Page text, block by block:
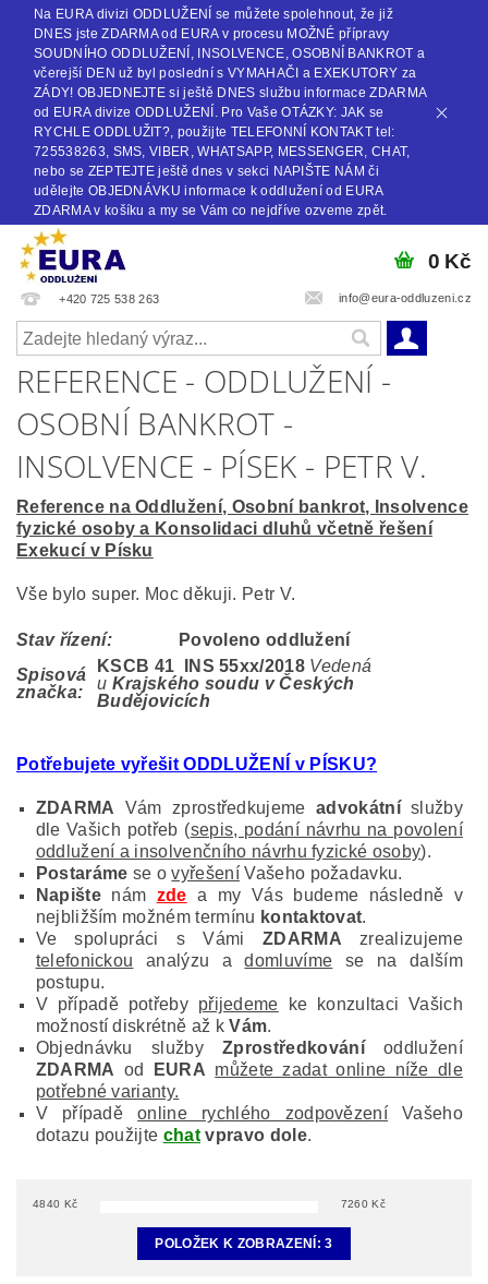
Na EURA divizi ODDLUŽENÍ se můžete spolehnout, že již
DNES jste ZDARMA od EURA v procesu MOŽNÉ přípravy
SOUDNÍHO ODDLUŽENÍ, INSOLVENCE, OSOBNÍ BANKROT a
včerejší DEN už byl poslední s VYMAHAČI a EXEKUTORY za
ZÁDY! OBJEDNEJTE si ještě DNES službu informace ZDARMA
od EURA divize ODDLUŽENÍ. Pro Vaše OTÁZKY: JAK se
RYCHLE ODDLUŽIT?, použijte TELEFONNÍ KONTAKT tel:
725538263, SMS, VIBER, WHATSAPP, MESSENGER, CHAT,
nebo se ZEPTEJTE ještě dnes v sekci NAPIŠTE NÁM či
udělejte OBJEDNÁVKU informace k oddlužení od EURA
ZDARMA v košíku a my se Vám co nejdříve ozveme zpět.
+420 725 538 263 info@eura-oddluzeni.cz
0 Kč
REFERENCE - ODDLUŽENÍ -
OSOBNÍ BANKROT -
INSOLVENCE - PÍSEK - PETR V.
Reference na Oddlužení, Osobní bankrot, Insolvence
fyzické osoby a Konsolidaci dluhů včetně řešení
Exekucí v Písku
Vše bylo super. Moc děkuji. Petr V.
Stav řízení:
Povoleno oddlužení
Spisová
značka:
KSCB 41 INS 55xx/2018 Vedená
u Krajského soudu v Českých
Budějovicích
Potřebujete vyřešit ODDLUŽENÍ v PÍSKU?
ZDARMA Vám zprostředkujeme advokátníslužby
dle Vašich potřeb (sepis, podání návrhu na povolení
oddlužení a insolvenčního návrhu fyzické osoby).
Postaráme se ovyřešeníVašeho požadavku.
Napištenám zde a my Vás budeme následně v
nejbližším možném termínu kontaktovat.
Ve spolupráci s Vámi ZDARMA zrealizujeme
telefonickou analýzu adomluvíme se na dalším
postupu.
V případě potřeby přijedeme ke konzultaci Vašich
možností diskrétně až kVám.
Objednávku služby
Zprostředkováníoddlužení
ZDARMA od EURA můžete zadat online níže dle
potřebné varianty.
V případěonline rychlého zodpovězení Vašeho
dotazu použijte chatvpravo dole.
4840 Kč 7260 Kč
POLOŽEK K ZOBRAZENÍ:3